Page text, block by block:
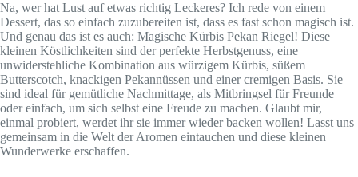
Na, wer hat Lust auf etwas richtig Leckeres? Ich rede von einem
Dessert, das so einfach zuzubereiten ist, dass es fast schon magisch ist.
Und genau das ist es auch: Magische Kürbis Pekan Riegel! Diese
kleinen Köstlichkeiten sind der perfekte Herbstgenuss, eine
unwiderstehliche Kombination aus würzigem Kürbis, süßem
Butterscotch, knackigen Pekannüssen und einer cremigen Basis. Sie
sind ideal für gemütliche Nachmittage, als Mitbringsel für Freunde
oder einfach, um sich selbst eine Freude zu machen. Glaubt mir,
einmal probiert, werdet ihr sie immer wieder backen wollen! Lasst uns
gemeinsam in die Welt der Aromen eintauchen und diese kleinen
Wunderwerke erschaffen.